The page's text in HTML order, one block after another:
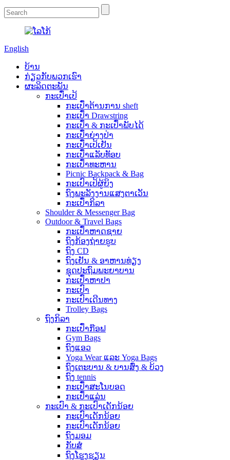
English
ບ້ານ
ກ່ຽວ​ກັບ​ພວກ​ເຮົາ
ຜະລິດຕະພັນ
ກະເປົ໋າເປ້
ກະເປົ໋າຕ້ານການ sheft
ກະເປົ໋າ Drawstring
ກະເປົ໋າ & ກະເປົ໋າພັບໄດ້
ກະເປົ໋າຍ່າງປ່າ
ກະເປົ໋າເປ້ເຢັນ
ກະເປົ໋າແລັບທັອບ
ກະເປົ໋າທະຫານ
Picnic Backpack & Bag
ກະເປົາເປ້ຜູ້ຍິງ
ຖົງພະລັງງານແສງຕາເວັນ
ກະເປົ໋າກິລາ
Shoulder & Messenger Bag
Outdoor & Travel Bags
ກະເປົ໋າຫາດຊາຍ
ຖົງກ້ອງຖ່າຍຮູບ
ຖົງ CD
ຖົງເຢັນ & ອາຫານທ່ຽງ
ຊຸດປະຖົມພະຍາບານ
ກະເປົ໋າຫາປາ
ກະເປົາ
ກະເປົາເດີນທາງ
Trolley Bags
ຖົງກິລາ
ກະເປົ໋າກ໊ອຟ
Gym Bags
ຖົງແອວ
Yoga Wear ແລະ Yoga Bags
ຖົງເຕະບານ & ບານສົ່ງ & ບ້ວງ
ຖົງ tennis
ກະເປົ໋າສະໂນບອດ
ກະເປົ໋າແລ່ນ
ກະເປົາ & ກະເປົາເດັກນ້ອຍ
ກະເປົາເດັກນ້ອຍ
ກະເປົາເດັກນ້ອຍ
ຖົງມອມ
ກັບ​ສໍ
ຖົງໂຮງຮຽນ